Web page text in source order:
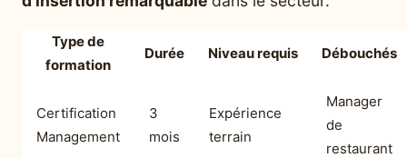
Type de
formation
Durée Niveau requis Débouchés
Certification
Management
3
mois
Expérience
terrain
Manager
de
restaurant